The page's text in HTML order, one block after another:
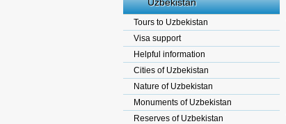
Tours to Uzbekistan
Visa support
Helpful information
Cities of Uzbekistan
Nature of Uzbekistan
Monuments of Uzbekistan
Reserves of Uzbekistan